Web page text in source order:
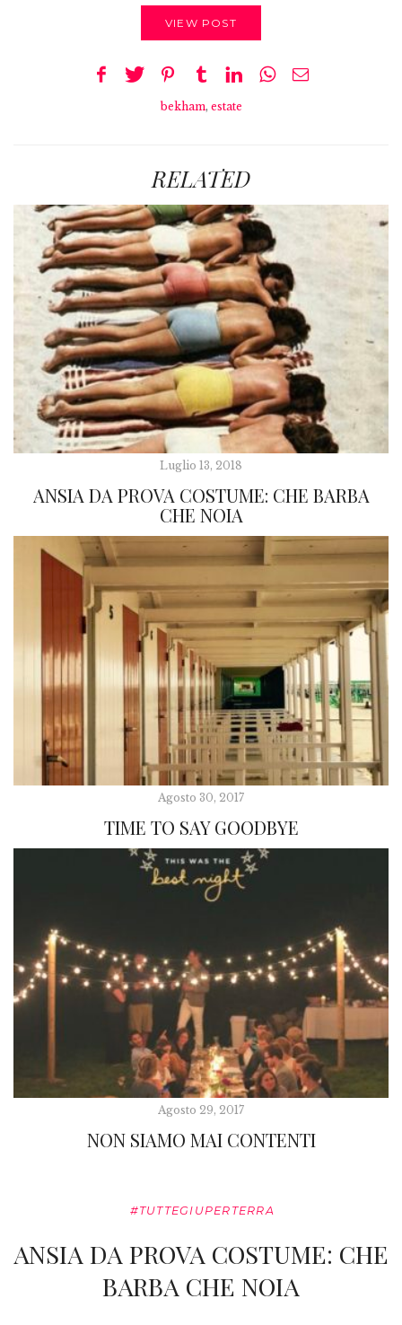
VIEW POST
bekham, estate
RELATED
Luglio 13, 2018
ANSIA DA PROVA COSTUME: CHE BARBA
CHE NOIA
Agosto 30, 2017
TIME TO SAY GOODBYE
Agosto 29, 2017
NON SIAMO MAI CONTENTI
#TUTTEGIUPERTERRA
ANSIA DA PROVA COSTUME: CHE
BARBA CHE NOIA